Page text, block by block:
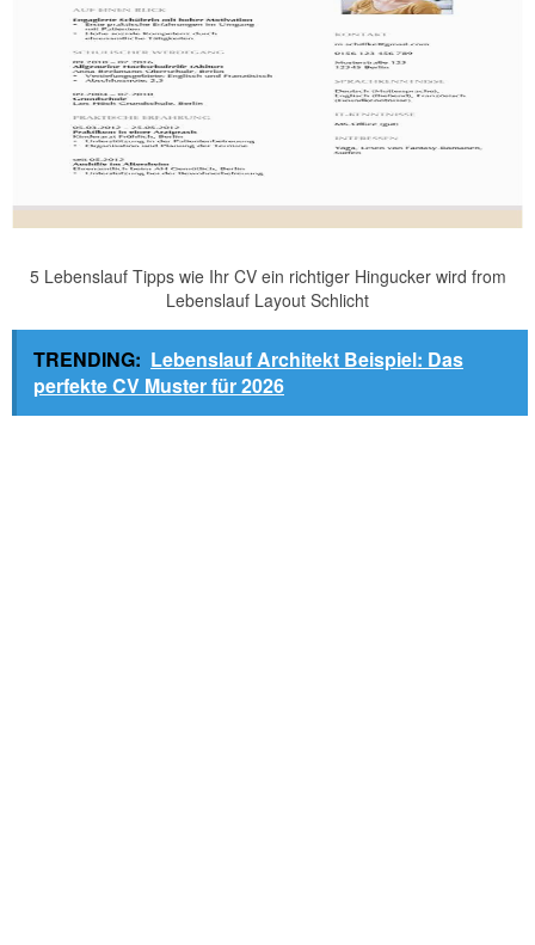
5 Lebenslauf Tipps wie Ihr CV ein richtiger Hingucker wird from
Lebenslauf Layout Schlicht
TRENDING: Lebenslauf Architekt Beispiel: Das
perfekte CV Muster für 2026